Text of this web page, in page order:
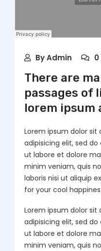
ByAdmin
There are
passages of
lorem ipsum
Lorem ipsum dolor
adipisicing elit, sed
ut labore et dolore
minim veniam, quis
laboris nisi ut aliquip
for your cool
Lorem ipsum dolor
adipisicing elit, sed
ut labore et dolore
minim veniam, quis